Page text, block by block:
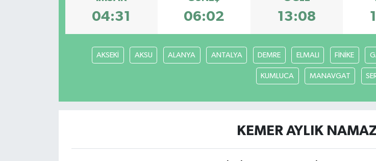
04:31 06:02 13:08
AKSEKİ AKSU ALANYA ANTALYA DEMRE ELMALI FİNİKE
KUMLUCA MANAVGAT
KEMER AYLIK